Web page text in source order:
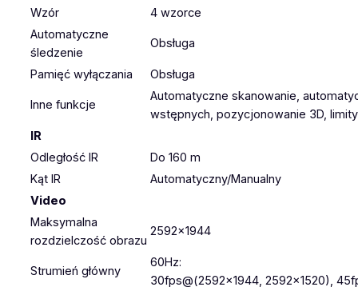
Wzór
4 wzorce
Automatyczne
śledzenie
Obsługa
Pamięć wyłączania Obsługa
Inne funkcje
Automatyczne skanowanie,
wstępnych, pozycjonowanie 3D,
IR
Odległość IR
Do 160 m
Kąt IR
Automatyczny/Manualny
Video
Maksymalna
rozdzielczość obrazu
2592×1944
Strumień główny
60Hz:
30fps@(2592×1944, 2592×1520),